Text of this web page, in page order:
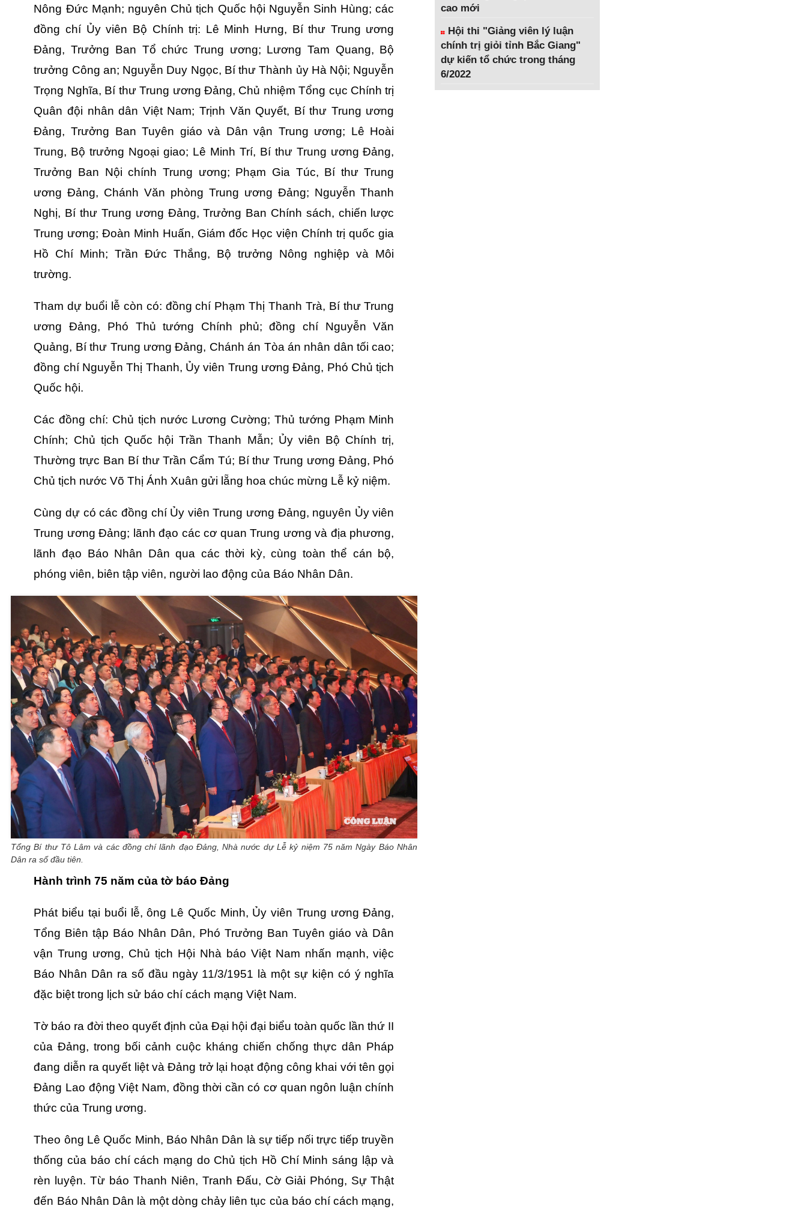
Nông Đức Mạnh; nguyên Chủ tịch Quốc hội Nguyễn Sinh Hùng; các
đồng chí Ủy viên Bộ Chính trị: Lê Minh Hưng, Bí thư Trung ương
Đảng, Trưởng Ban Tổ chức Trung ương; Lương Tam Quang, Bộ
trưởng Công an; Nguyễn Duy Ngọc, Bí thư Thành ủy Hà Nội; Nguyễn
Trọng Nghĩa, Bí thư Trung ương Đảng, Chủ nhiệm Tổng cục Chính trị
Quân đội nhân dân Việt Nam; Trịnh Văn Quyết, Bí thư Trung ương
Đảng, Trưởng Ban Tuyên giáo và Dân vận Trung ương; Lê Hoài
Trung, Bộ trưởng Ngoại giao; Lê Minh Trí, Bí thư Trung ương Đảng,
Trưởng Ban Nội chính Trung ương; Phạm Gia Túc, Bí thư Trung
ương Đảng, Chánh Văn phòng Trung ương Đảng; Nguyễn Thanh
Nghị, Bí thư Trung ương Đảng, Trưởng Ban Chính sách, chiến lược
Trung ương; Đoàn Minh Huấn, Giám đốc Học viện Chính trị quốc gia
Hồ Chí Minh; Trần Đức Thắng, Bộ trưởng Nông nghiệp và Môi
trường.
Tham dự buổi lễ còn có: đồng chí Phạm Thị Thanh Trà, Bí thư Trung
ương Đảng, Phó Thủ tướng Chính phủ; đồng chí Nguyễn Văn
Quảng, Bí thư Trung ương Đảng, Chánh án Tòa án nhân dân tối cao;
đồng chí Nguyễn Thị Thanh, Ủy viên Trung ương Đảng, Phó Chủ tịch
Quốc hội.
Các đồng chí: Chủ tịch nước Lương Cường; Thủ tướng Phạm Minh
Chính; Chủ tịch Quốc hội Trần Thanh Mẫn; Ủy viên Bộ Chính trị,
Thường trực Ban Bí thư Trần Cẩm Tú; Bí thư Trung ương Đảng, Phó
Chủ tịch nước Võ Thị Ánh Xuân gửi lẵng hoa chúc mừng Lễ kỷ niệm.
Cùng dự có các đồng chí Ủy viên Trung ương Đảng, nguyên Ủy viên
Trung ương Đảng; lãnh đạo các cơ quan Trung ương và địa phương,
lãnh đạo Báo Nhân Dân qua các thời kỳ, cùng toàn thể cán bộ,
phóng viên, biên tập viên, người lao động của Báo Nhân Dân.
Tổng Bí thư Tô Lâm và các đồng chí lãnh đạo Đảng, Nhà nước dự Lễ kỷ niệm 75 năm Ngày Báo Nhân
Dân ra số đầu tiên.
Hành trình 75 năm của tờ báo Đảng
Phát biểu tại buổi lễ, ông Lê Quốc Minh, Ủy viên Trung ương Đảng,
Tổng Biên tập Báo Nhân Dân, Phó Trưởng Ban Tuyên giáo và Dân
vận Trung ương, Chủ tịch Hội Nhà báo Việt Nam nhấn mạnh, việc
Báo Nhân Dân ra số đầu ngày 11/3/1951 là một sự kiện có ý nghĩa
đặc biệt trong lịch sử báo chí cách mạng Việt Nam.
Tờ báo ra đời theo quyết định của Đại hội đại biểu toàn quốc lần thứ II
của Đảng, trong bối cảnh cuộc kháng chiến chống thực dân Pháp
đang diễn ra quyết liệt và Đảng trở lại hoạt động công khai với tên gọi
Đảng Lao động Việt Nam, đồng thời cần có cơ quan ngôn luận chính
thức của Trung ương.
Theo ông Lê Quốc Minh, Báo Nhân Dân là sự tiếp nối trực tiếp truyền
thống của báo chí cách mạng do Chủ tịch Hồ Chí Minh sáng lập và
rèn luyện. Từ báo Thanh Niên, Tranh Đấu, Cờ Giải Phóng, Sự Thật
đến Báo Nhân Dân là một dòng chảy liên tục của báo chí cách mạng,
cao mới
Hội thi "Giảng viên lý luận
chính trị giỏi tỉnh Bắc Giang"
dự kiến tổ chức trong tháng
6/2022